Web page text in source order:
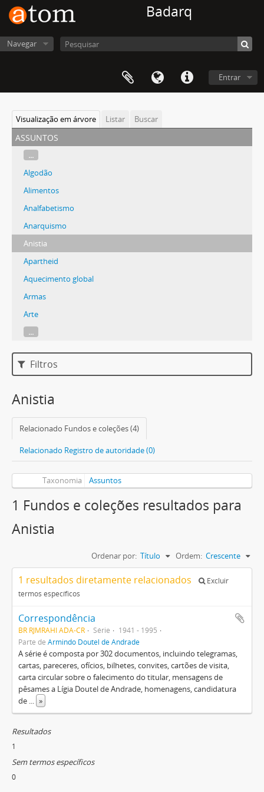
Badarq
Navegar
Entrar
Visualização em árvore Listar Buscar
assuntos
...
Algodão
Alimentos
Analfabetismo
Anarquismo
Anistia
Apartheid
Aquecimento global
Armas
Arte
...
Filtros
Anistia
Relacionado Fundos e coleções (4)
Relacionado Registro de autoridade (0)
Taxonomia Assuntos
1 Fundos e coleções resultados para
Anistia
Ordenar por: Título Ordem: Crescente
1 resultados diretamente relacionados
Excluir
termos específicos
Correspondência
BR RJMRAHI ADA-CR Série
1941 - 1995
Parte de Armindo Doutel de Andrade
A série é composta por 302 documentos, incluindo telegramas,
cartas, pareceres, ofícios, bilhetes, convites, cartões de visita,
carta circular sobre o falecimento do titular, mensagens de
pêsames a Lígia Doutel de Andrade, homenagens, candidatura
de ... »
Resultados
1
Sem termos específicos
0